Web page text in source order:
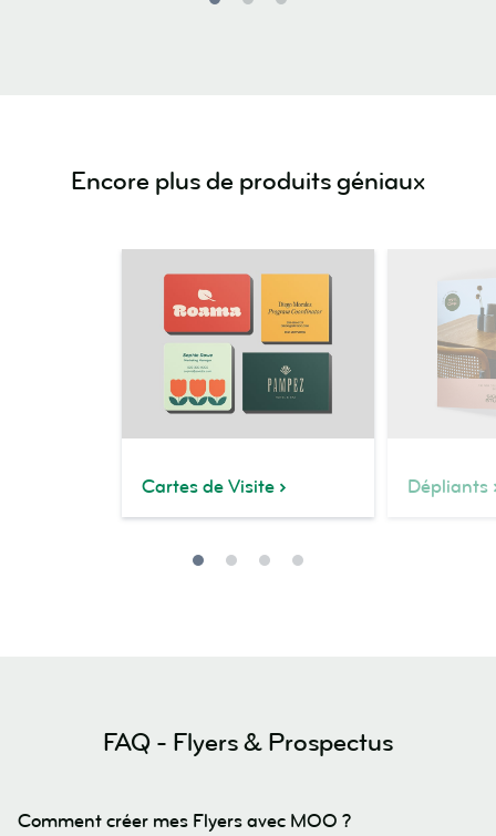
Encore plus de produits géniaux
Cartes de Visite Dépliants
FAQ - Flyers & Prospectus
Comment créer mes Flyers avec MOO ?